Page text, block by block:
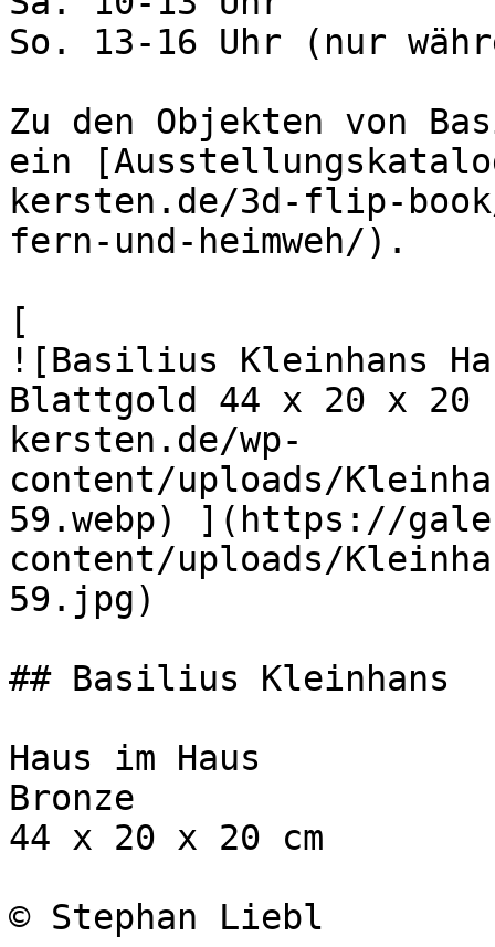
So. 13-16 Uhr (nur
Zu den Objekten von
ein
kersten.de/3d-flip-
fern-und-heimweh/).
[
![Basilius Kleinhans
Blattgold 44 x 20 x
kersten.de/wp-
content/uploads/
59.webp) ](https://
content/uploads/
59.jpg)
## Basilius Kleinhans
Haus im Haus
Bronze
44 x 20 x 20 cm
© Stephan Liebl